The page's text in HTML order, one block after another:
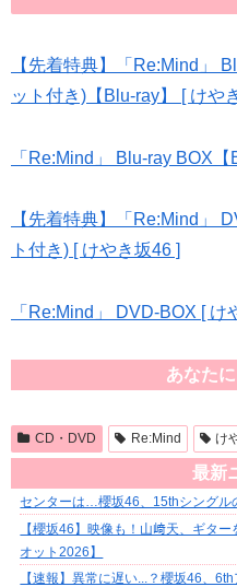
【先着特典】「Re:Mind」
ット付き)【Blu-ray】 [ けや
「Re:Mind」 Blu-ray BOX
【先着特典】「Re:Mind」
ト付き) [ けやき坂46 ]
「Re:Mind」 DVD-BOX [ け
あなた
CD・DVD Re:Mind け
最新
センターは…櫻坂46、15thシングル
【櫻坂46】映像も！山﨑天、ギタ
オット2026】
【速報】異常に遅い...？櫻坂46、